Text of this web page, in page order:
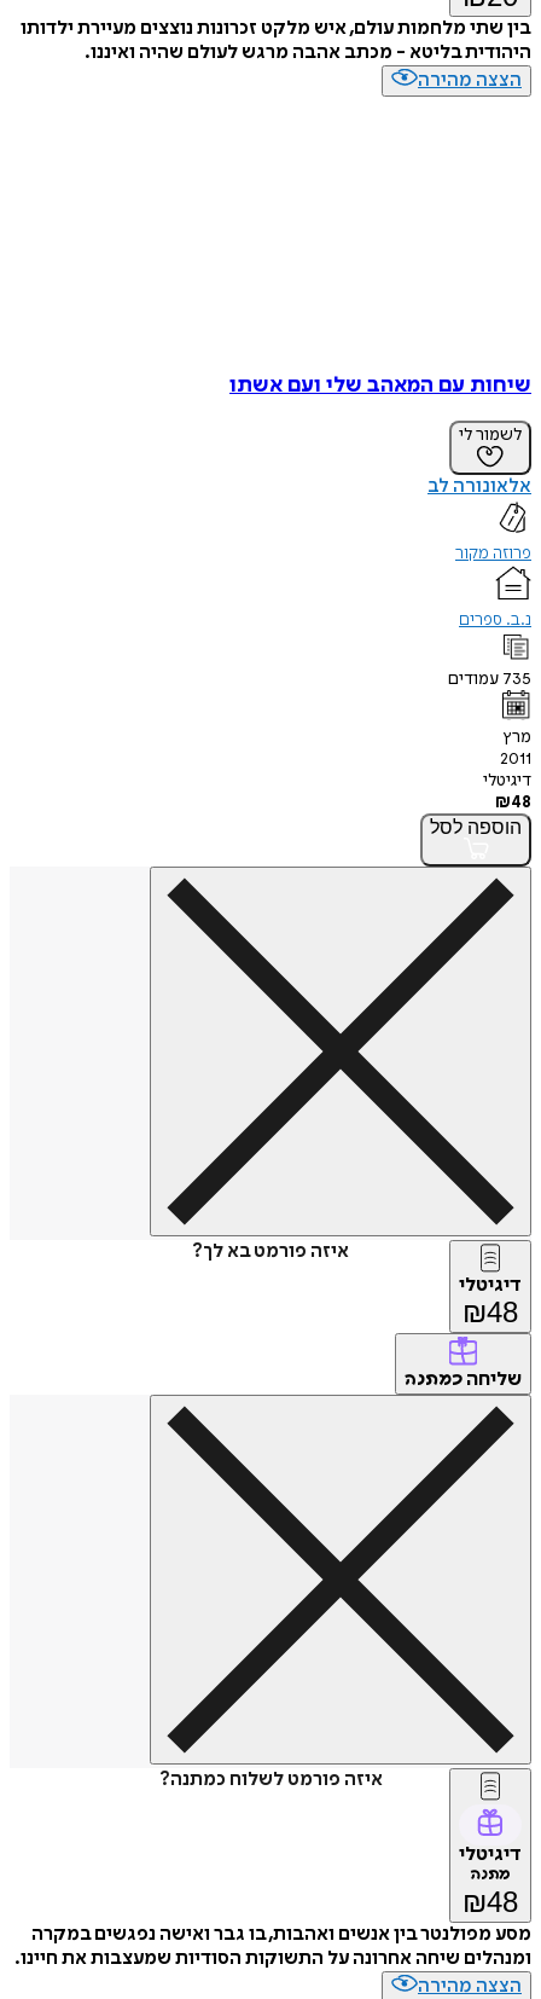
בין שתי מלחמות עולם, איש מלקט זכרונות נוצצים מעיירת ילדותו
היהודית בליטא - מכתב אהבה מרגש לעולם שהיה ואיננו.
הצצה מהירה
שיחות עם המאהב שלי ועם אשתו
לשמור לי
אלאונורה לב
פרוזה מקור
נ.ב. ספרים
735 עמודים
מרץ
2011
דיגיטלי
₪48
הוספה לסל
איזה פורמט בא לך?
דיגיטלי
₪48
שליחה כמתנה
איזה פורמט לשלוח כמתנה?
דיגיטלי
מתנה
₪48
מסע מפולנטר בין אנשים ואהבות, בו גבר ואישה נפגשים במקרה
ומנהלים שיחה אחרונה על התשוקות הסודיות שמעצבות את חיינו.
הצצה מהירה